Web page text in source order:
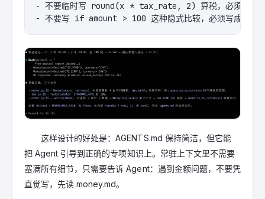
- 不要临时写 round(x * tax_rate, 2) 算税，必须走
- 不要写 if amount > 100 这种隐式比较，必须写成
这样设计的好处是：AGENTS.md 保持简洁，但它能
把 Agent 引导到正确的专项知识上。常驻上下文里不需要
塞满所有细节，只需要告诉 Agent：遇到金额问题，不要凭
直觉写，先读 money.md。